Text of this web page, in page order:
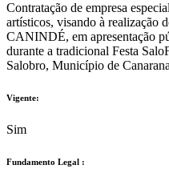
Contratação de empresa
artísticos, visando à realização
CANINDÉ, em apresentação
durante a tradicional Festa
Salobro, Município de
Vigente:
Sim
Fundamento Legal :​